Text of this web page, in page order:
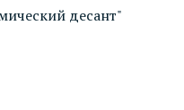
десант"